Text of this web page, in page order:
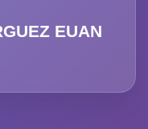
EUAN